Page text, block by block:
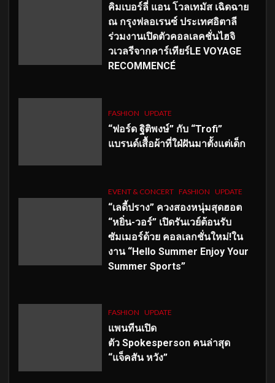
คิมเบอร์ลี่ แอน โวลเทมัส เฉิดฉาย
ณ กรุงฟลอเรนซ์ ประเทศอิตาลี
ร่วมงานเปิดตัวคอลเลคชั่นไฮจิ
วเวลรีจากคาร์เทียร์LE VOYAGE
RECOMMENCÉ
FASHION UPDATE
“ฟอร์ด ฐิติพงษ์” กับ “Trofi”
แบรนด์เสื้อผ้าที่ใฝ่ฝันมาตั้งแต่เด็ก
EVENT & CONCERT FASHION UPDATE
“เลดี้ปราง” ควงสองหนุ่มสุดฮอต
“หยิ่น-วอร์” เปิดรันเวย์ต้อนรับ
ซัมเมอร์ด้วย คอลเลกชั่นใหม่!ใน
งาน “Hello Summer Enjoy Your
Summer Sports”
FASHION UPDATE
แพนทีนเปิด
ตัว Spokesperson คนล่าสุด
“แจ็คสัน หวัง”